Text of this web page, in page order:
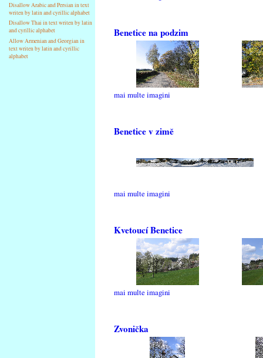
Disallow Arabic and Persian in text
writen by latin and cyrillic alphabet
Disallow Thai in text writen by latin
and cyrillic alphabet
Allow Armenian and Georgian in
text writen by latin and cyrillic
alphabet
Benetice na podzim
mai multe imagini
Benetice v zimě
mai multe imagini
Kvetoucí Benetice
mai multe imagini
Zvonička